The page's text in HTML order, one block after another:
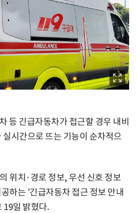
등 긴급자동차가 접근할 경우 내비
시간으로 뜨는 기능이 순차적으
위치·경로 정보, 우선 신호 정보
하는 '긴급자동차 접근 정보 안내
19일 밝혔다.